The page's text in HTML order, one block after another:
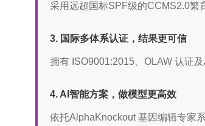
采用远超国标SPF级的CCMS2.0繁
3. 国际多体系认证，结果更可信
拥有 ISO9001:2015、OLAW 认证
4. AI智能方案，做模型更高效
依托AlphaKnockout 基因编辑专家